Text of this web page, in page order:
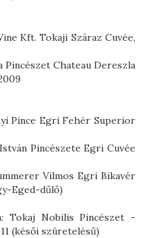
Tokaji Száraz Cuvée,
Chateau Dereszla
Egri Fehér Superior
Pincészete Egri Cuvée
Vilmos Egri Bikavér
Eged-dűlő)
Tokaj Nobilis Pincészet -
(késői szüretelésű)